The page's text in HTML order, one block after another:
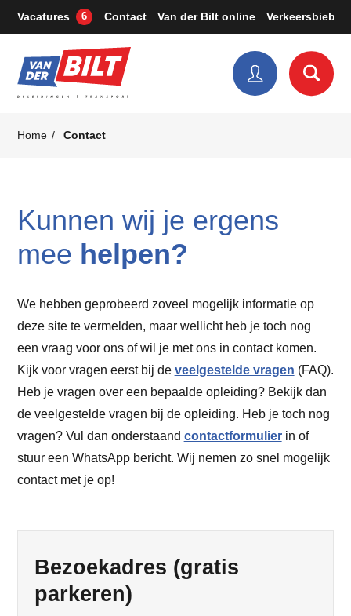
Vacatures 6 Contact Van der Bilt online Verkeersbieb
Home Contact
Kunnen wij je ergens
mee helpen?
We hebben geprobeerd zoveel mogelijk informatie op
deze site te vermelden, maar wellicht heb je toch nog
een vraag voor ons of wil je met ons in contact komen.
Kijk voor vragen eerst bij de veelgestelde vragen (FAQ).
Heb je vragen over een bepaalde opleiding? Bekijk dan
de veelgestelde vragen bij de opleiding. Heb je toch nog
vragen? Vul dan onderstaand contactformulierin of
stuur een WhatsApp bericht. Wij nemen zo snel mogelijk
contact met je op!
Bezoekadres (gratis
parkeren)